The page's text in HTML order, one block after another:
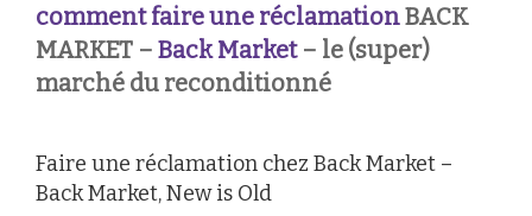
comment faire une réclamationBACK
MARKET – Back Market– le (super)
marché du reconditionné
Faire une réclamation chez Back Market –
Back Market, New is Old